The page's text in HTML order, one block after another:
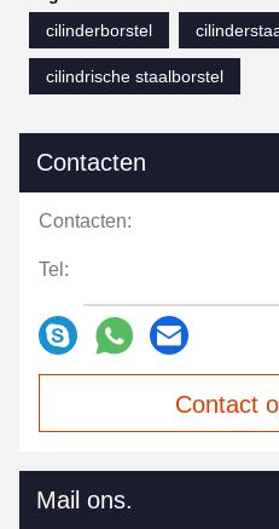
cilinderborstel
cilindrische staalborstel
Contacten
Contacten:
Tel:
Contact
Mail ons.